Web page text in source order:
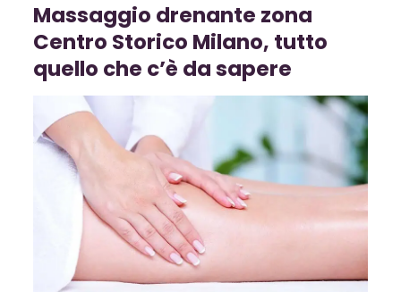
Massaggio drenante zona
Centro Storico Milano, tutto
quello che c’è da sapere